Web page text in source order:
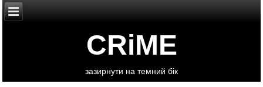
CRiME
зазирнути на темний бік